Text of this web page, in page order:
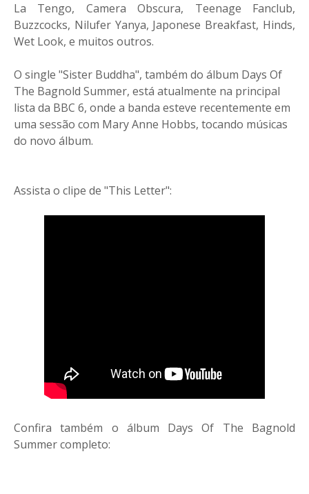
La Tengo, Camera Obscura, Teenage Fanclub,
Buzzcocks, Nilufer Yanya, Japonese Breakfast, Hinds,
Wet Look, e muitos outros.
O single "Sister Buddha", também do álbum Days Of
The Bagnold Summer, está atualmente na principal
lista da BBC 6, onde a banda esteve recentemente em
uma sessão com Mary Anne Hobbs, tocando músicas
do novo álbum.
Assista o clipe de "This Letter":
Confira também o álbum Days Of The Bagnold
Summer completo: